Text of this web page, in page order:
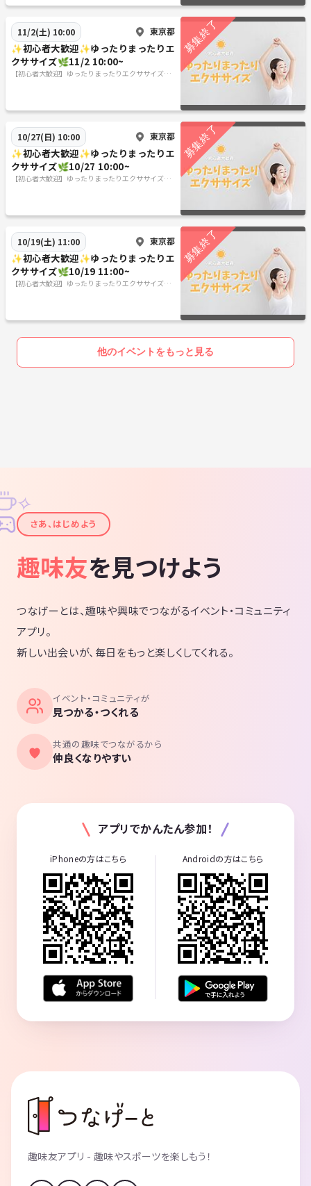
11/2(土) 10:00 東京都
✨初心者大歓迎✨ゆったりまったりエ
クササイズ🌿11/2 10:00~
【初心者大歓迎】ゆったりまったりエクササイズ🌿
10/27(日) 10:00 東京都
✨初心者大歓迎✨ゆったりまったりエ
クササイズ🌿10/27 10:00~
【初心者大歓迎】ゆったりまったりエクササイズ🌿
10/19(土) 11:00 東京都
✨初心者大歓迎✨ゆったりまったりエ
クササイズ🌿10/19 11:00~
【初心者大歓迎】ゆったりまったりエクササイズ🌿
他のイベントをもっと見る
✦
✧
さあ、はじめよう
趣味友を見つけよう
つなげーとは、趣味や興味でつながるイベント・コミュニティ
アプリ。
新しい出会いが、毎日をもっと楽しくしてくれる。
イベント・コミュニティが
見つかる・つくれる
共通の趣味でつながるから
仲良くなりやすい
アプリでかんたん参加！
iPhoneの方はこちら Androidの方はこちら
趣味友アプリ - 趣味やスポーツを楽しもう！